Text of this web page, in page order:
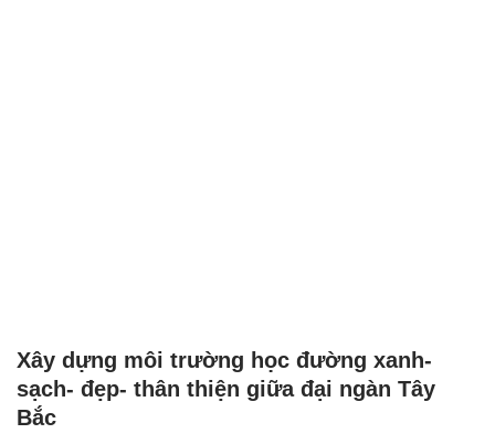
Xây dựng môi trường học đường xanh-
sạch- đẹp- thân thiện giữa đại ngàn Tây
Bắc